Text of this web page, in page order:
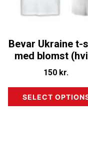
Bevar Ukraine t-
med blomst
150 kr.
SELECT